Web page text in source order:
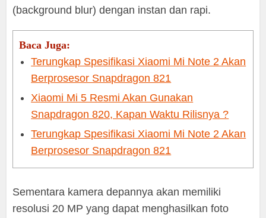
(background blur) dengan instan dan rapi.
Baca Juga:
Terungkap Spesifikasi Xiaomi Mi Note 2 Akan
Berprosesor Snapdragon 821
Xiaomi Mi 5 Resmi Akan Gunakan
Snapdragon 820, Kapan Waktu Rilisnya ?
Terungkap Spesifikasi Xiaomi Mi Note 2 Akan
Berprosesor Snapdragon 821
Sementara kamera depannya akan memiliki
resolusi 20 MP yang dapat menghasilkan foto